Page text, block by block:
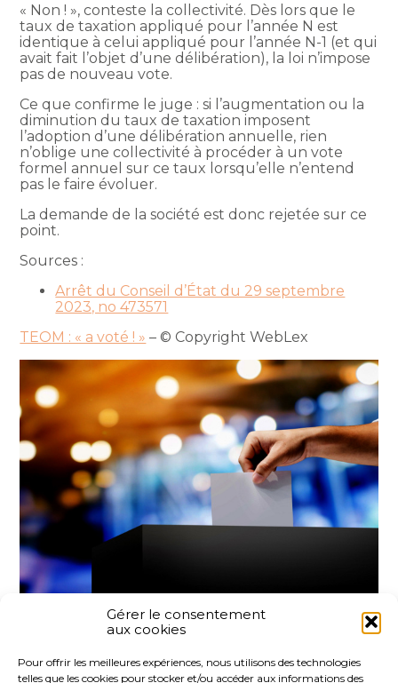
Gérer le consentement
aux cookies
Pour offrir les meilleures expériences, nous utilisons des technologies
telles que les cookies pour stocker et/ou accéder aux informations des
« Non ! », conteste la collectivité. Dès lors que le
taux de taxation appliqué pour l’année N est
identique à celui appliqué pour l’année N-1 (et qui
avait fait l’objet d’une délibération), la loi n’impose
pas de nouveau vote.
Ce que confirme le juge : si l’augmentation ou la
diminution du taux de taxation imposent
l’adoption d’une délibération annuelle, rien
n’oblige une collectivité à procéder à un vote
formel annuel sur ce taux lorsqu’elle n’entend
pas le faire évoluer.
La demande de la société est donc rejetée sur ce
point.
Sources :
Arrêt du Conseil d’État du 29 septembre
2023, no 473571
TEOM : « a voté ! » – © Copyright WebLex